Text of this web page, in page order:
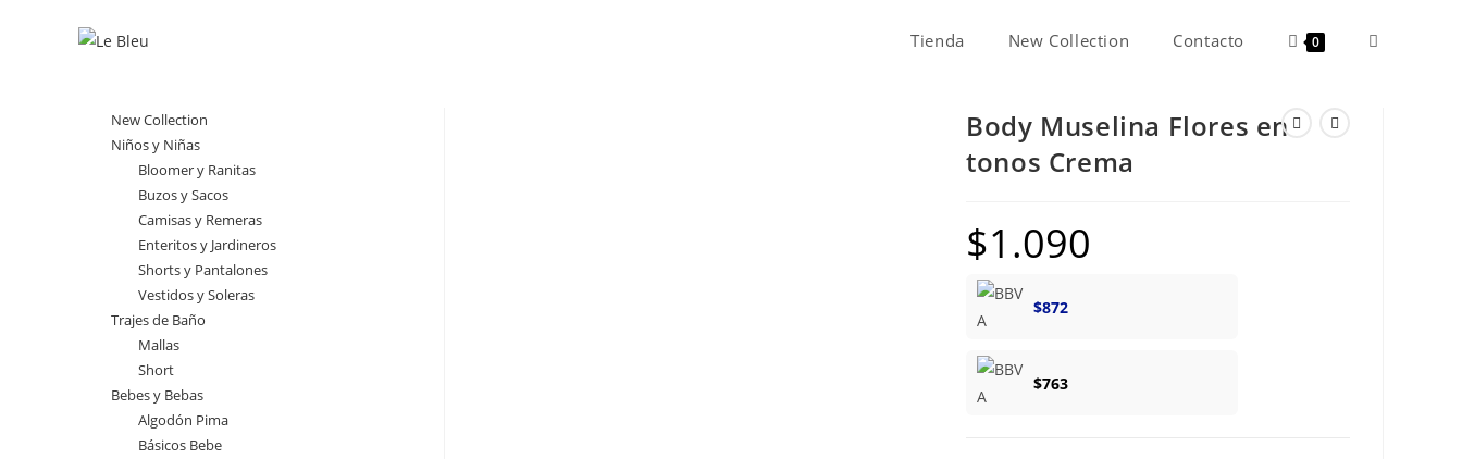
Tienda New Collection Contacto 0 Alternar
Body Muselina Flores en
tonos Crema
$1.090
$872
$763
New Collection
Niños y Niñas
Bloomer y Ranitas
Buzos y Sacos
Camisas y Remeras
Enteritos y Jardineros
Shorts y Pantalones
Vestidos y Soleras
Trajes de Baño
Mallas
Short
Bebes y Bebas
Algodón Pima
Básicos Bebe